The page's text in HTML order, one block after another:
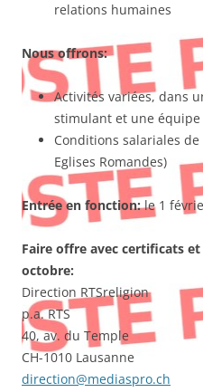
relations humaines
Nous offrons:
Activités variées, dans
stimulant et une
Conditions salariales de
Eglises Romandes)
Entrée en fonction:le 1
Faire offre avec certificats et
octobre:
Direction RTSreligion
p.a. RTS
40, av. du Temple
CH-1010 Lausanne
direction@mediaspro.ch